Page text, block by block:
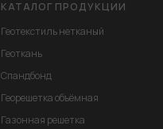
КАТАЛОГ ПРОДУКЦИИ
Геотекстиль нетканый
Геоткань
Спандбонд
Георешетка объёмная
Газонная решетка